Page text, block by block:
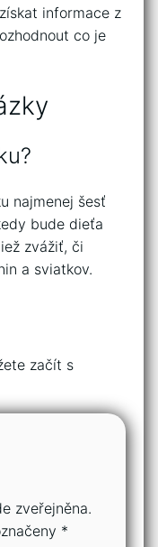
informace z
co je
najmenej šesť
bude dieťa
zvážiť, či
a sviatkov.
začít s
zveřejněna.
*